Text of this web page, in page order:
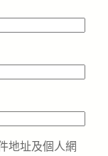
地址及個人網